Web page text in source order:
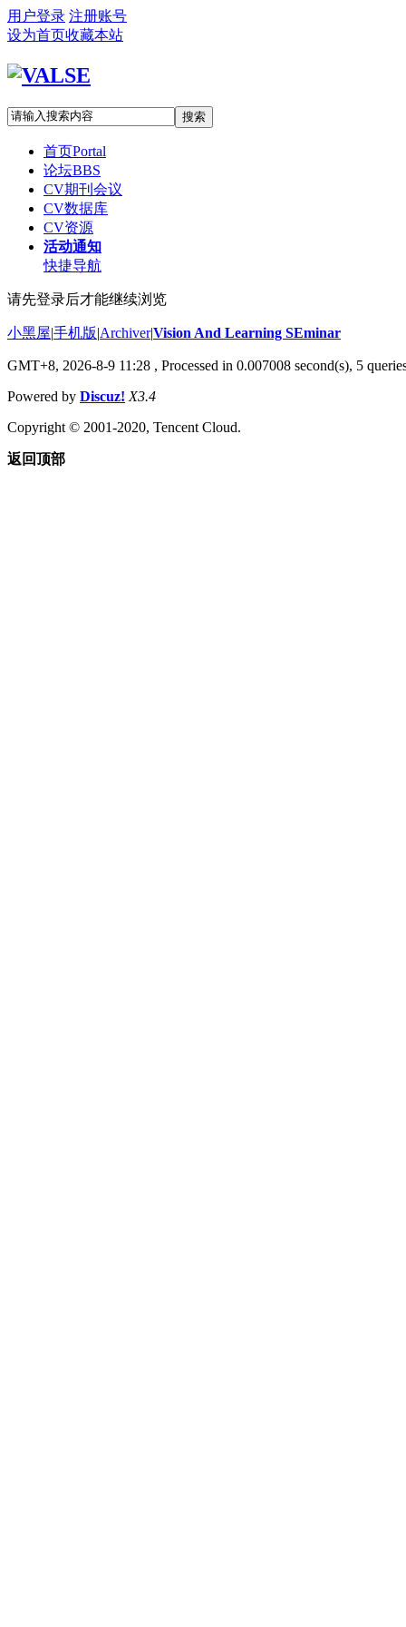
用户登录 注册账号
设为首页收藏本站
搜索
首页Portal
论坛BBS
CV期刊会议
CV数据库
CV资源
活动通知
快捷导航
请先登录后才能继续浏览
小黑屋|手机版|Archiver|Vision And Learning SEminar
GMT+8, 2026-8-9 11:28 , Processed in 0.007008 second(s), 5
Powered by Discuz! X3.4
Copyright © 2001-2020, Tencent Cloud.
返回顶部